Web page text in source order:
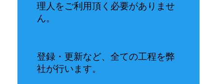
理人をご利用頂く必要がありませ
ん。
登録・更新など、全ての工程を弊
社が行います。